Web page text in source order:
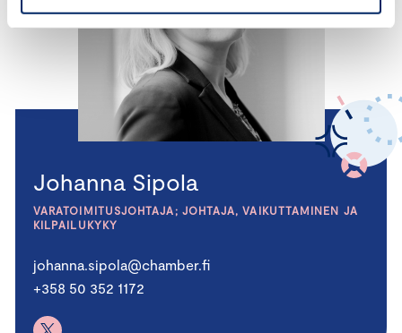
Johanna Sipola
VARATOIMITUSJOHTAJA; JOHTAJA, VAIKUTTAMINEN JA
KILPAILUKYKY
johanna.sipola@chamber.fi
+358 50 352 1172